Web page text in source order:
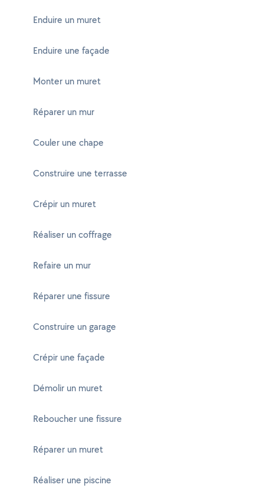
Enduire un muret
Enduire une façade
Monter un muret
Réparer un mur
Couler une chape
Construire une terrasse
Crépir un muret
Réaliser un coffrage
Refaire un mur
Réparer une fissure
Construire un garage
Crépir une façade
Démolir un muret
Reboucher une fissure
Réparer un muret
Réaliser une piscine